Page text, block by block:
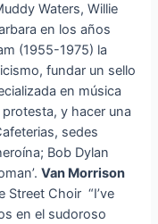
Waters, Willie
en los años
(1955-1975) la
fundar un sello
en música
y hacer una
sedes
Bob Dylan
Van Morrison
Street Choir “I’ve
en el sudoroso